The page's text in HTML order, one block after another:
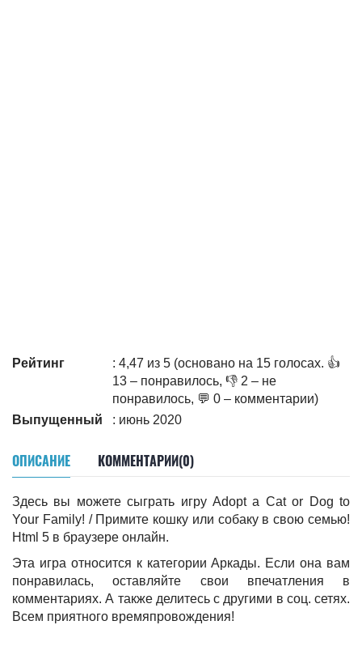
Рейтинг
: 4,47 из 5 (основано на 15 голосах. 👍
13 – понравилось, 👎 2 – не
понравилось, 💬 0 – комментарии)
Выпущенный
: июнь 2020
ОПИСАНИЕ КОММЕНТАРИИ(0)
Здесь вы можете сыграть игру Adopt a Cat or Dog to
Your Family! / Примите кошку или собаку в свою семью!
Html 5 в браузере онлайн.
Эта игра относится к категории Аркады. Если она вам
понравилась, оставляйте свои впечатления в
комментариях. А также делитесь c другими в соц. сетях.
Всем приятного времяпровождения!